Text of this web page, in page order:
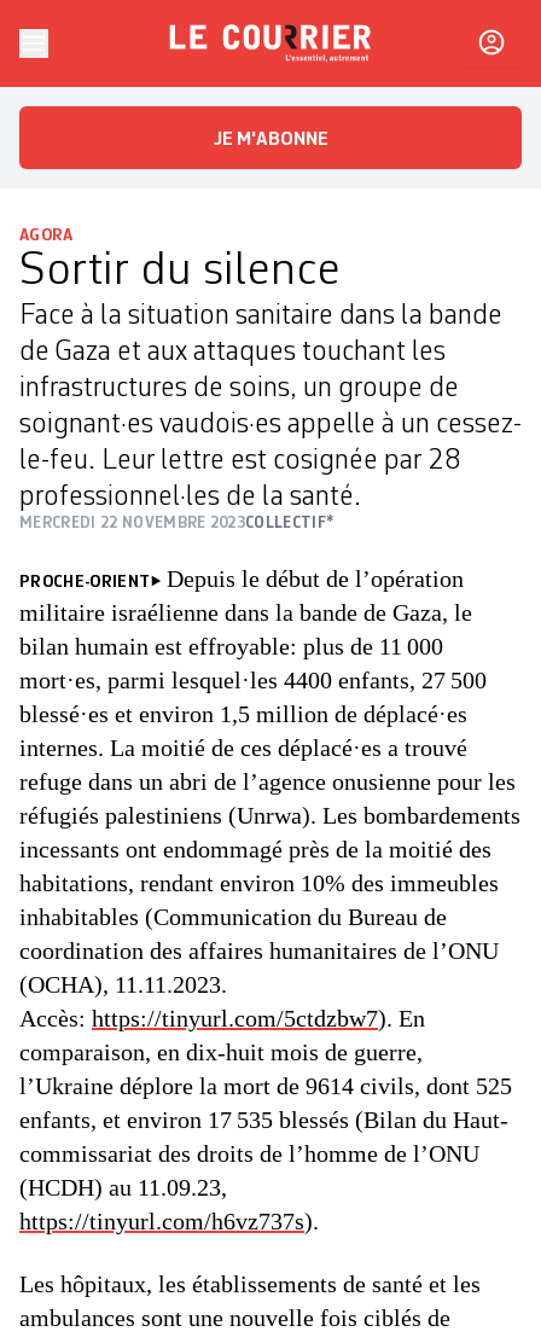
Le CourrierL'essentiel, autrement
JE M'ABONNE
AGORA
Sortir du silence
Face à la situation sanitaire dans la bande
de Gaza et aux attaques touchant les
infrastructures de soins, un groupe de
soignant·es vaudois·es appelle à un cessez-
le-feu. Leur lettre est cosignée par 28
professionnel·les de la santé.
MERCREDI 22 NOVEMBRE 2023COLLECTIF*
PROCHE-ORIENT
Depuis le début de l’opération
militaire israélienne dans la bande de Gaza, le
bilan humain est effroyable: plus de 11 000
mort·es, parmi lesquel·les 4400 enfants, 27 500
blessé·es et environ 1,5 million de déplacé·es
internes. La moitié de ces déplacé·es a trouvé
refuge dans un abri de l’agence onusienne pour les
réfugiés palestiniens (Unrwa). Les bombardements
incessants ont endommagé près de la moitié des
habitations, rendant environ 10% des immeubles
inhabitables (Communication du Bureau de
coordination des affaires humanitaires de l’ONU
(OCHA), 11.11.2023.
Accès: https://tinyurl.com/5ctdzbw7). En
comparaison, en dix-huit mois de guerre,
l’Ukraine déplore la mort de 9614 civils, dont 525
enfants, et environ 17 535 blessés (Bilan du Haut-
commissariat des droits de l’homme de l’ONU
(HCDH) au 11.09.23,
https://tinyurl.com/h6vz737s).
Les hôpitaux, les établissements de santé et les
ambulances sont une nouvelle fois ciblés de